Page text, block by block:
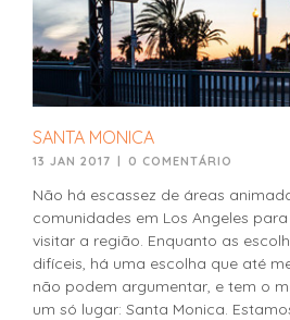
SANTA MONICA
13 JAN 2017 | 0 COMENTÁRIO
Não há escassez de áreas
comunidades em Los Angeles
visitar a região. Enquanto as
difíceis, há uma escolha que até
não podem argumentar, e tem o
um só lugar: Santa Monica.